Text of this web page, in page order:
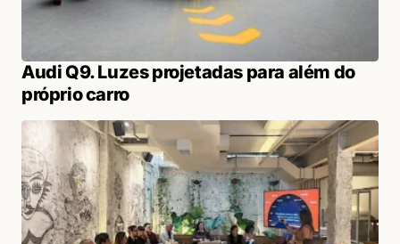
Audi Q9. Luzes projetadas para além do
próprio carro